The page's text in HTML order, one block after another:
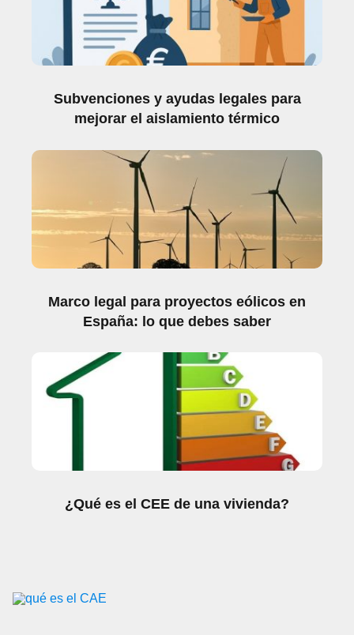
Subvenciones y ayudas legales para
mejorar el aislamiento térmico
Marco legal para proyectos eólicos en
España: lo que debes saber
¿Qué es el CEE de una vivienda?